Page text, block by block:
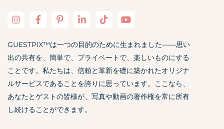
GUESTPIX™は一つの目的のために生まれました——思い
出の共有を、簡単で、プライベートで、楽しいものにする
ことです。私たちは、信頼と革新を礎に築かれたオリジナ
ルサービスであることを誇りに思っています。ここなら、
あなたとゲストの皆様が、写真や動画の著作権を常に所有
し続けることができます。